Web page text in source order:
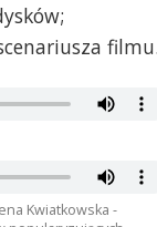
Kwiatkowska -